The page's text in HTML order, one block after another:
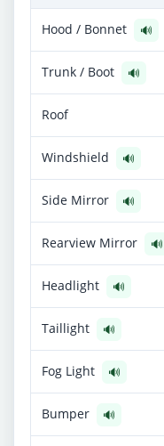
Hood / Bonnet 🔊
Trunk / Boot 🔊
Roof
Windshield 🔊
Side Mirror 🔊
Rearview Mirror 🔊
Headlight 🔊
Taillight 🔊
Fog Light 🔊
Bumper 🔊